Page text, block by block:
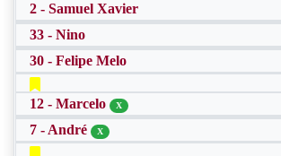
2 - Samuel Xavier
33 - Nino
30 - Felipe Melo
12 - Marcelo X
7 - André X